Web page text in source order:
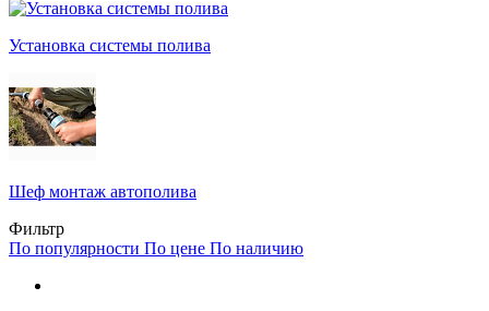
Установка системы полива
Шеф монтаж автополива
Фильтр
По популярности По цене По наличию